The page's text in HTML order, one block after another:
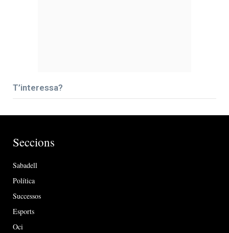
T’interessa?
Seccions
Sabadell
Política
Successos
Esports
Oci